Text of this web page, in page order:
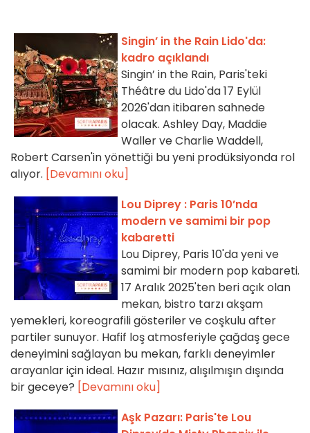
Singin’ in the Rain Lido'da:
kadro açıklandı
Singin’ in the Rain, Paris'teki
Théâtre du Lido'da 17 Eylül
2026'dan itibaren sahnede
olacak. Ashley Day, Maddie
Waller ve Charlie Waddell,
Robert Carsen'in yönettiği bu yeni prodüksiyonda rol
alıyor. [Devamını oku]
Lou Diprey : Paris 10’nda
modern ve samimi bir pop
kabaretti
Lou Diprey, Paris 10'da yeni ve
samimi bir modern pop kabareti.
17 Aralık 2025'ten beri açık olan
mekan, bistro tarzı akşam
yemekleri, koreografili gösteriler ve coşkulu after
partiler sunuyor. Hafif loş atmosferiyle çağdaş gece
deneyimini sağlayan bu mekan, farklı deneyimler
arayanlar için ideal. Hazır mısınız, alışılmışın dışında
bir geceye? [Devamını oku]
Aşk Pazarı: Paris'te Lou